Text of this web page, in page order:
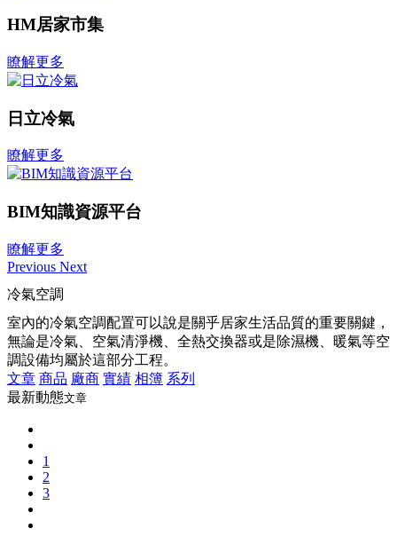
HM居家市集
瞭解更多
日立冷氣
瞭解更多
BIM知識資源平台
瞭解更多
Previous Next
冷氣空調
室內的冷氣空調配置可以說是關乎居家生活品質的重要關鍵，
無論是冷氣、空氣清淨機、全熱交換器或是除濕機、暖氣等空
調設備均屬於這部分工程。
文章 商品 廠商 實績 相簿 系列
最新動態文章
1
2
3